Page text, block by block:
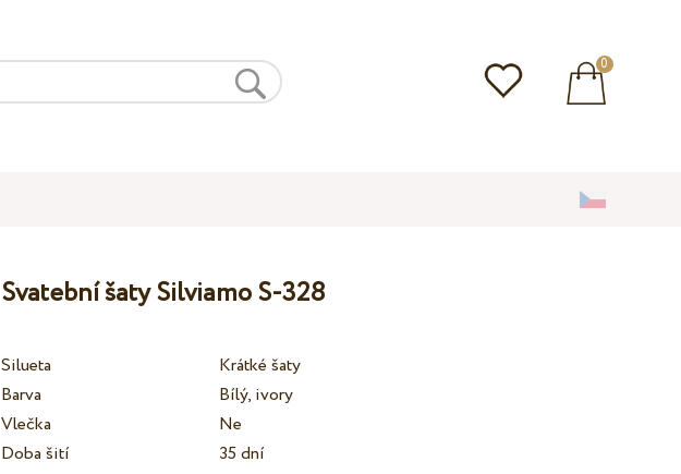
0
Svatební šaty Silviamo S-328
Silueta
Krátké šaty
Barva
Bílý, ivory
Vlečka
Ne
Doba šití
35 dní